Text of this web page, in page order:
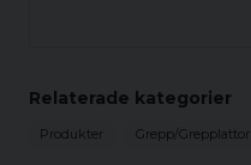
Relaterade kategorier
Produkter Grepp/Grepplattor